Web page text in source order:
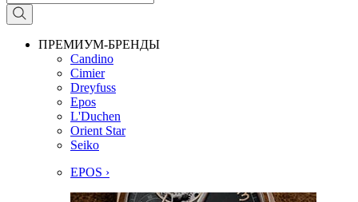
ПРЕМИУМ-БРЕНДЫ
Candino
Cimier
Dreyfuss
Epos
L'Duchen
Orient Star
Seiko
EPOS ›